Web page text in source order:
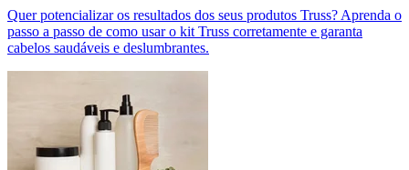
Quer potencializar os resultados dos seus produtos Truss? Aprenda o
passo a passo de como usar o kit Truss corretamente e garanta
cabelos saudáveis e deslumbrantes.